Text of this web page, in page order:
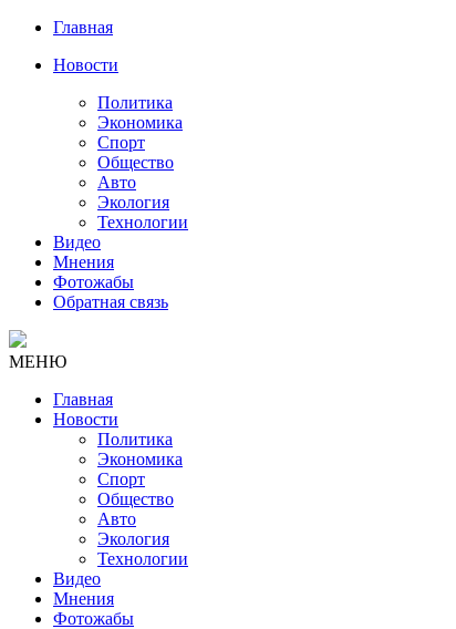
Главная
Новости
Политика
Экономика
Спорт
Общество
Авто
Экология
Технологии
Видео
Мнения
Фотожабы
Обратная связь
МЕНЮ
Главная
Новости
Политика
Экономика
Спорт
Общество
Авто
Экология
Технологии
Видео
Мнения
Фотожабы